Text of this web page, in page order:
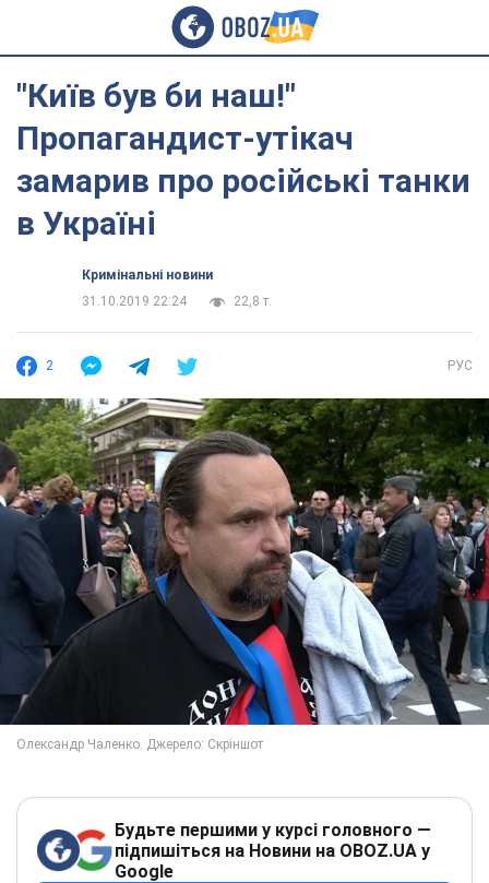
"Київ був би наш!"
Пропагандист-утікач
замарив про російські танки
в Україні
Кримінальні новини
31.10.2019 22:24
22,8 т.
2 РУС
Будьте першими у курсі головного —
підпишіться на Новини на OBOZ.UA у
Google